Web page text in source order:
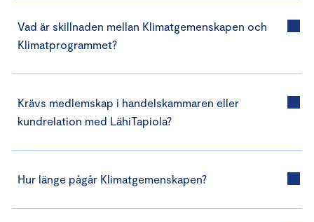
Vad är skillnaden mellan Klimatgemenskapen och
Klimatprogrammet?
Krävs medlemskap i handelskammaren eller
kundrelation med LähiTapiola?
Hur länge pågår Klimatgemenskapen?